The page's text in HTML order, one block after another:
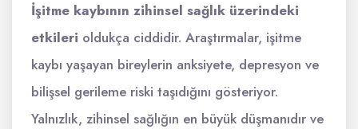
İşitme kaybının zihinsel sağlık üzerindeki
etkileri oldukça ciddidir. Araştırmalar, işitme
kaybı yaşayan bireylerin anksiyete, depresyon ve
bilişsel gerileme riski taşıdığını gösteriyor.
Yalnızlık, zihinsel sağlığın en büyük düşmanıdır ve